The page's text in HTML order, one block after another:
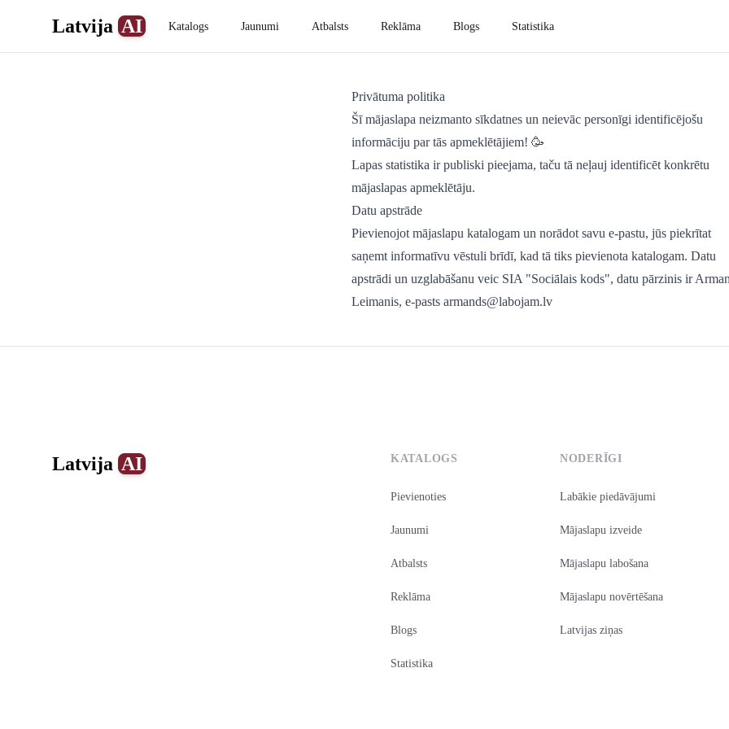
Latvija AI Katalogs Jaunumi Atbalsts Reklāma Blogs Statistika
Privātuma politika
Šī mājaslapa neizmanto sīkdatnes un neievāc personīgi identificējošu
informāciju par tās apmeklētājiem! 🥳
Lapas statistika ir publiski pieejama, taču tā neļauj identificēt konkrētu
mājaslapas apmeklētāju.
Datu apstrāde
Pievienojot mājaslapu katalogam un norādot savu e-pastu, jūs piekrītat
saņemt informatīvu vēstuli brīdī, kad tā tiks pievienota katalogam. Datu
apstrādi un uzglabāšanu veic SIA "Sociālais kods", datu pārzinis ir
Leimanis, e-pasts armands@labojam.lv
Latvija AI KATALOGS
Pievienoties
Jaunumi
Atbalsts
Reklāma
Blogs
Statistika
NODERĪGI
Labākie piedāvājumi
Mājaslapu izveide
Mājaslapu labošana
Mājaslapu novērtēšana
Latvijas ziņas